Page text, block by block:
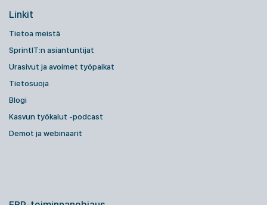
Linkit
Tietoa meistä
SprintIT:n asiantuntijat
Urasivut ja avoimet työpaikat
Tietosuoja
Blogi
Kasvun työkalut -podcast
Demot ja webinaarit